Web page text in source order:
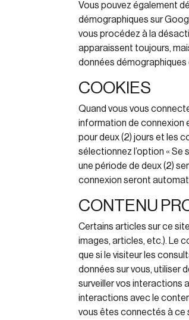
Vous pouvez également
démographiques sur
vous procédez à la
apparaissent toujours,
données démographiques
COOKIES
Quand vous vous
information de connexion
pour deux (2) jours et les
sélectionnez l’option «
une période de deux (2)
connexion seront
CONTENU
Certains articles sur ce
images, articles, etc.). Le
que si le visiteur les
données sur vous, utiliser
surveiller vos interactions
interactions avec le
vous êtes connectés à ce